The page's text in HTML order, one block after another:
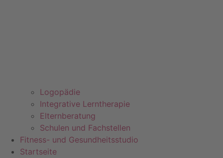
Logopädie
Integrative Lerntherapie
Elternberatung
Schulen und Fachstellen
Fitness- und Gesundheitsstudio
Startseite